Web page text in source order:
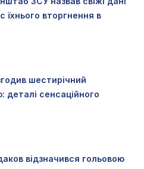
їхнього вторгнення в
шестирічний
деталі сенсаційного
відзначився гольовою